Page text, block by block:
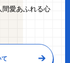
間愛あふれる心